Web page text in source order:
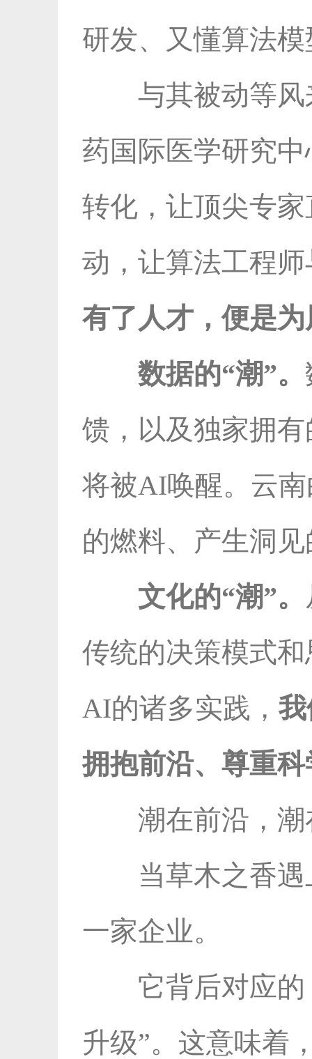
研发、又懂算法
与其被动等
药国际医学研究
转化，让顶尖专
动，让算法工程
有了人才，便是
数据的“潮”。
馈，以及独家拥
将被AI唤醒。云
的燃料、产生洞
文化的“潮”。
传统的决策模式
AI的诸多实践，
拥抱前沿、尊重
潮在前沿，
当草木之香
一家企业。
它背后对应
升级”。这意味着